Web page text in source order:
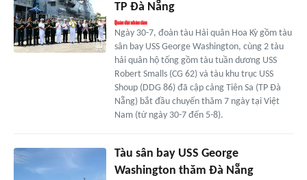
TP Đà Nẵng
Ngày 30-7, đoàn tàu Hải quân Hoa Kỳ gồm tàu
sân bay USS George Washington, cùng 2 tàu
hải quân hộ tống gồm tàu tuần dương USS
Robert Smalls (CG 62) và tàu khu trục USS
Shoup (DDG 86) đã cập cảng Tiên Sa (TP Đà
Nẵng) bắt đầu chuyến thăm 7 ngày tại Việt
Nam (từ ngày 30-7 đến 5-8).
Tàu sân bay USS George
Washington thăm Đà Nẵng